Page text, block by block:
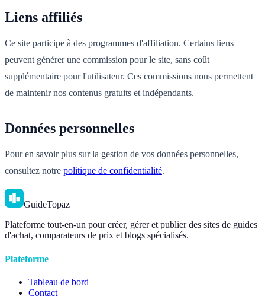
Liens affiliés
Ce site participe à des programmes d'affiliation. Certains liens
peuvent générer une commission pour le site, sans coût
supplémentaire pour l'utilisateur. Ces commissions nous permettent
de maintenir nos contenus gratuits et indépendants.
Données personnelles
Pour en savoir plus sur la gestion de vos données personnelles,
consultez notre politique de confidentialité.
GuideTopaz
Plateforme tout-en-un pour créer, gérer et publier des sites de guides
d'achat, comparateurs de prix et blogs spécialisés.
Plateforme
Tableau de bord
Contact